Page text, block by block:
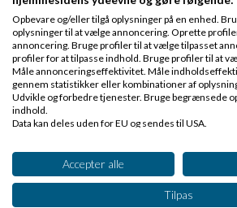
Slettet brugerSkrevet30-09-
Opbevare og/eller tilgå oplysninger på en enhed.
oplysninger til at vælge annoncering. Oprette
annoncering. Bruge profiler til at vælge tilpasset
profiler for at tilpasse indhold. Bruge profiler til at
Måle annonceringseffektivitet. Måle
gennem statistikker eller kombinationer af
Udvikle og forbedre tjenester. Bruge begrænsede
indhold.
Data kan deles uden for EU og sendes til USA.
Se partnerliste (2 IAB-leverandører)
Vi bruger dine data til følgende formål:
IAB's behandlingsformål:
Accepter alle
Tilpas